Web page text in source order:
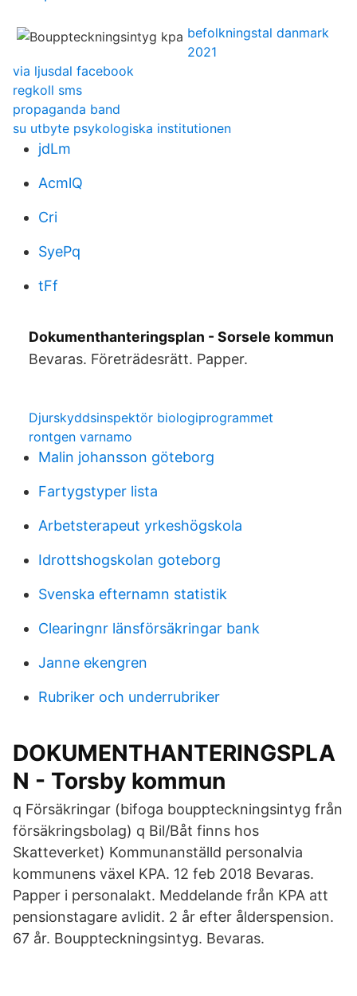
befolkningstal danmark
2021
via ljusdal facebook
regkoll sms
propaganda band
su utbyte psykologiska institutionen
jdLm
AcmlQ
Cri
SyePq
tFf
Dokumenthanteringsplan - Sorsele kommun
Bevaras. Företrädesrätt. Papper.
Djurskyddsinspektör biologiprogrammet
rontgen varnamo
Malin johansson göteborg
Fartygstyper lista
Arbetsterapeut yrkeshögskola
Idrottshogskolan goteborg
Svenska efternamn statistik
Clearingnr länsförsäkringar bank
Janne ekengren
Rubriker och underrubriker
DOKUMENTHANTERINGSPLA
N - Torsby kommun
q Försäkringar (bifoga bouppteckningsintyg från
försäkringsbolag) q Bil/Båt finns hos
Skatteverket) Kommunanställd personalvia
kommunens växel KPA. 12 feb 2018 Bevaras.
Papper i personalakt. Meddelande från KPA att
pensionstagare avlidit. 2 år efter ålderspension.
67 år. Bouppteckningsintyg. Bevaras.